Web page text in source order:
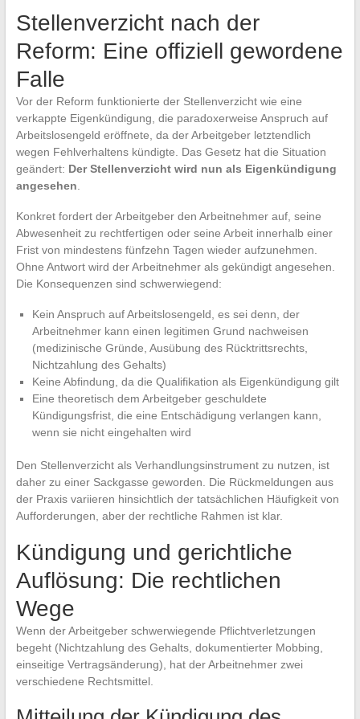
Stellenverzicht nach der
Reform: Eine offiziell gewordene
Falle
Vor der Reform funktionierte der Stellenverzicht wie eine
verkappte Eigenkündigung, die paradoxerweise Anspruch auf
Arbeitslosengeld eröffnete, da der Arbeitgeber letztendlich
wegen Fehlverhaltens kündigte. Das Gesetz hat die Situation
geändert: Der Stellenverzicht wird nun als Eigenkündigung
angesehen
Konkret fordert der Arbeitgeber den Arbeitnehmer auf, seine
Abwesenheit zu rechtfertigen oder seine Arbeit innerhalb einer
Frist von mindestens fünfzehn Tagen wieder aufzunehmen.
Ohne Antwort wird der Arbeitnehmer als gekündigt angesehen.
Die Konsequenzen sind schwerwiegend:
Kein Anspruch auf Arbeitslosengeld, es sei denn, der
Arbeitnehmer kann einen legitimen Grund nachweisen
(medizinische Gründe, Ausübung des Rücktrittsrechts,
Nichtzahlung des Gehalts)
Keine Abfindung, da die Qualifikation als Eigenkündigung gilt
Eine theoretisch dem Arbeitgeber geschuldete
Kündigungsfrist, die eine Entschädigung verlangen kann,
wenn sie nicht eingehalten wird
Den Stellenverzicht als Verhandlungsinstrument zu nutzen, ist
daher zu einer Sackgasse geworden. Die Rückmeldungen aus
der Praxis variieren hinsichtlich der tatsächlichen Häufigkeit von
Aufforderungen, aber der rechtliche Rahmen ist klar.
Kündigung und gerichtliche
Auflösung: Die rechtlichen
Wege
Wenn der Arbeitgeber schwerwiegende Pflichtverletzungen
begeht (Nichtzahlung des Gehalts, dokumentierter Mobbing,
einseitige Vertragsänderung), hat der Arbeitnehmer zwei
verschiedene Rechtsmittel.